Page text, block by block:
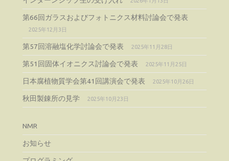
第66回ガラスおよびフォトニクス材料討論会で発表
2025年12月3日
第57回溶融塩化学討論会で発表 2025年11月28日
第51回固体イオニクス討論会で発表 2025年11月25日
日本腐植物質学会第41回講演会で発表 2025年10月26日
秋田製錬所の見学 2025年10月23日
NMR
お知らせ